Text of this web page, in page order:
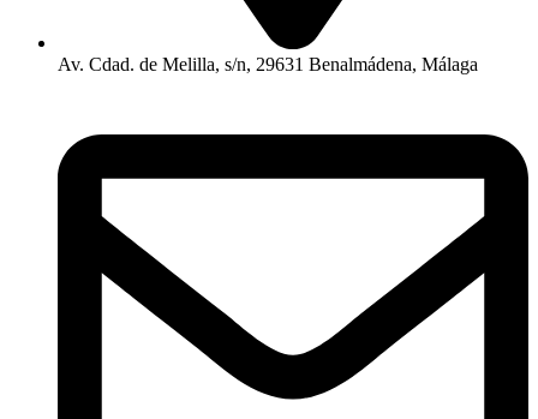
Av. Cdad. de Melilla, s/n, 29631 Benalmádena, Málaga